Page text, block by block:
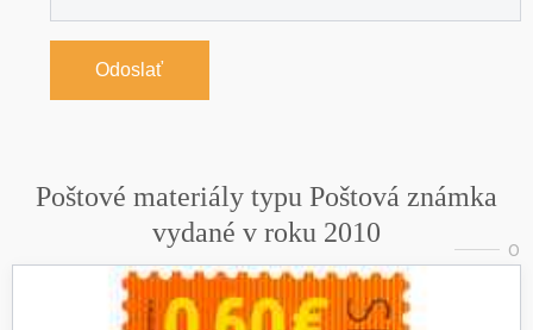
Odoslať
Poštové materiály typu Poštová známka
vydané v roku 2010
0